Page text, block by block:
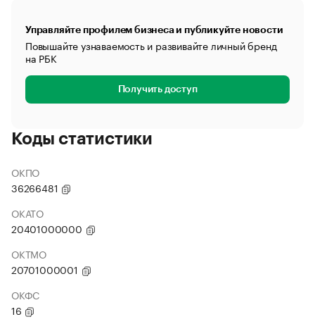
Управляйте профилем бизнеса и публикуйте новости
Повышайте узнаваемость и развивайте личный бренд
на РБК
Получить доступ
Коды статистики
ОКПО
36266481
ОКАТО
20401000000
ОКТМО
20701000001
ОКФС
16